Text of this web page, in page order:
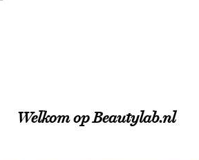
Welkom op Beautylab.nl